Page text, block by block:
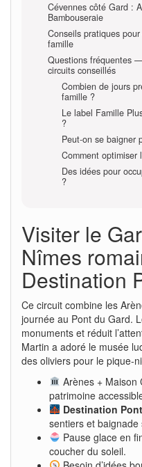
Cévennes côté Gard :
Bambouseraie
Conseils pratiques
famille
Questions fréquentes
circuits conseillés
Combien de jours
famille ?
Le label Famille
?
Peut-on se baigner
Comment optimiser
Des idées pour
?
Visiter le
Nîmes
Destination
Ce circuit combine les
journée au Pont du Gard.
monuments et réduit
Martin a adoré le musée
des oliviers pour le pique-
Arènes + Maison
patrimoine
Destination
sentiers et
Pause glace en
coucher du soleil.